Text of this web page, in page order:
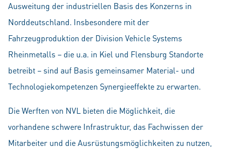
Ausweitung der industriellen Basis des Konzerns in
Norddeutschland. Insbesondere mit der
Fahrzeugproduktion der Division Vehicle Systems
Rheinmetalls – die u.a. in Kiel und Flensburg Standorte
betreibt – sind auf Basis gemeinsamer Material- und
Technologiekompetenzen Synergieeffekte zu erwarten.
Die Werften von NVL bieten die Möglichkeit, die
vorhandene schwere Infrastruktur, das Fachwissen der
Mitarbeiter und die Ausrüstungsmöglichkeiten zu nutzen,